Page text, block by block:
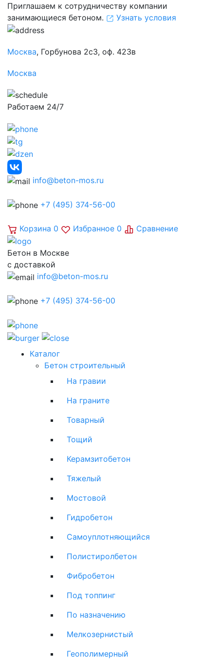
Приглашаем к сотрудничеству компании
занимающиеся бетоном.
Узнать условия
Москва, Горбунова 2с3, оф. 423в
Москва
Работаем 24/7
info@beton-mos.ru
+7 (495) 374-56-00
Корзина 0 Избранное 0 Сравнение
Бетон в Москве
с доставкой
info@beton-mos.ru
+7 (495) 374-56-00
Каталог
Бетон строительный
На гравии
На граните
Товарный
Тощий
Керамзитобетон
Тяжелый
Мостовой
Гидробетон
Самоуплотняющийся
Полистиролбетон
Фибробетон
Под топпинг
По назначению
Мелкозернистый
Геополимерный